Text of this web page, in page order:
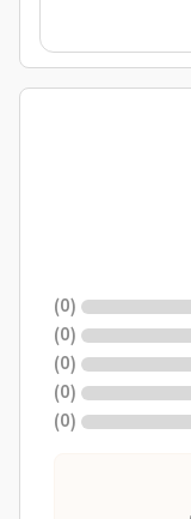
(
0
)
(
0
)
(
0
)
(
0
)
(
0
)